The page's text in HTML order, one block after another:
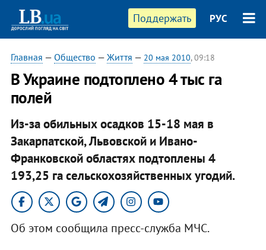
Поддержать РУС
Главная — Общество — Життя — 20 мая 2010, 09:18
В Украине подтоплено 4 тыс га
полей
Из-за обильных осадков 15-18 мая в
Закарпатской, Львовской и Ивано-
Франковской областях подтоплены 4
193,25 га сельскохозяйственных угодий.
Об этом сообщила пресс-служба МЧС.